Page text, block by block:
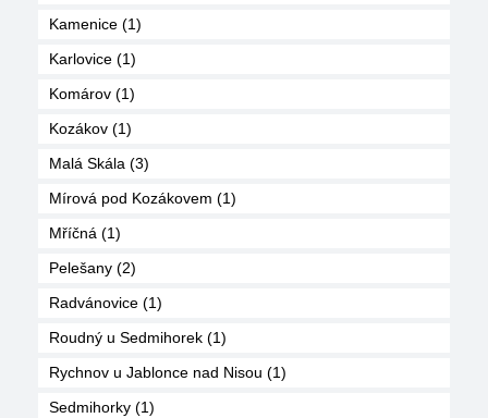
Kamenice (1)
Karlovice (1)
Komárov (1)
Kozákov (1)
Malá Skála (3)
Mírová pod Kozákovem (1)
Mříčná (1)
Pelešany (2)
Radvánovice (1)
Roudný u Sedmihorek (1)
Rychnov u Jablonce nad Nisou (1)
Sedmihorky (1)